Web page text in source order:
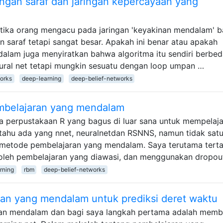
orang mengacu pada jaringan 'keyakinan mendalam'
saraf tetapi sangat besar. Apakah ini benar atau apakah
juga menyiratkan bahwa algoritma itu sendiri
net tetapi mungkin sesuatu dengan loop umpan …
deep-learning deep-belief-networks
yang mendalam
perpustakaan R yang bagus di luar sana untuk
ada yang nnet, neuralnetdan RSNNS, namun tidak
pembelajaran yang mendalam. Saya terutama
pembelajaran yang diawasi, dan menggunakan
rbm deep-belief-networks
yang mendalam untuk prediksi deret waktu
mendalam dan bagi saya langkah pertama adalah